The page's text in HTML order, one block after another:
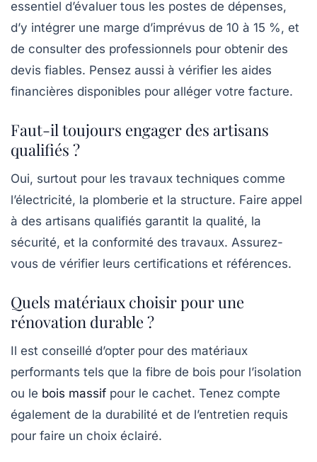
essentiel d’évaluer tous les postes de dépenses,
d’y intégrer une marge d’imprévus de 10 à 15 %, et
de consulter des professionnels pour obtenir des
devis fiables. Pensez aussi à vérifier les aides
financières disponibles pour alléger votre facture.
Faut-il toujours engager des artisans
qualifiés ?
Oui, surtout pour les travaux techniques comme
l’électricité, la plomberie et la structure. Faire appel
à des artisans qualifiés garantit la qualité, la
sécurité, et la conformité des travaux. Assurez-
vous de vérifier leurs certifications et références.
Quels matériaux choisir pour une
rénovation durable ?
Il est conseillé d’opter pour des matériaux
performants tels que la fibre de bois pour l’isolation
ou le bois massif pour le cachet. Tenez compte
également de la durabilité et de l’entretien requis
pour faire un choix éclairé.